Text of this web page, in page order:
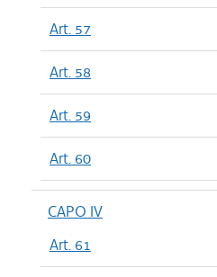
Art. 57
Art. 58
Art. 59
Art. 60
CAPO IV
Art. 61